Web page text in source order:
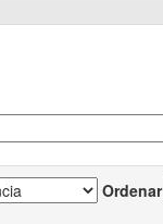
Ordenar